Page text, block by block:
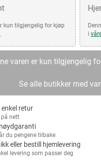
kun tilgjengelig for kjøp
i
varen er kun tilgjengelig
Se alle butikker med
retur
på nett
du pengene tilbake
eller bestill hjemlevering
levering som passer deg